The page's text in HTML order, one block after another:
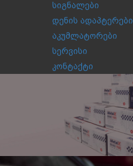
სიგნალები
დენის ადაპტერები
აკუმლატორები
სერვისი
კონტაქტი